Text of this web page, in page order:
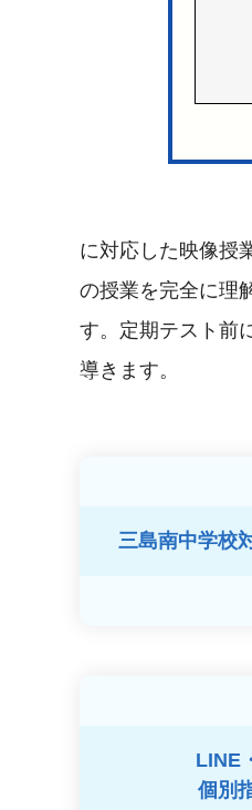
に対応した映像授
の授業を完全に理
す。定期テスト前
導きます。
三島南中学校
LINE
個別